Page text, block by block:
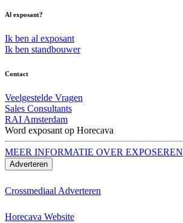
Al exposant?
Ik ben al exposant
Ik ben standbouwer
Contact
Veelgestelde Vragen
Sales Consultants
RAI Amsterdam
Word exposant op Horecava
MEER INFORMATIE OVER EXPOSEREN
Adverteren
Crossmediaal Adverteren
Horecava Website